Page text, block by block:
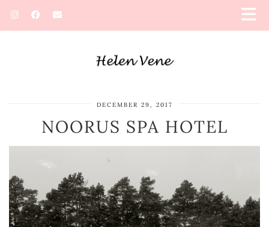
DECEMBER 29, 2017
NOORUS SPA HOTEL